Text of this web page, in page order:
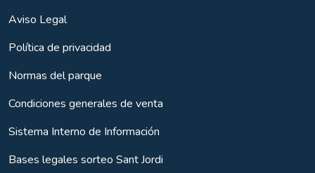
Aviso Legal
Política de privacidad
Normas del parque
Condiciones generales de venta
Sistema Interno de Información
Bases legales sorteo Sant Jordi